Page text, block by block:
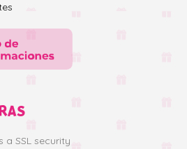
a SSL security